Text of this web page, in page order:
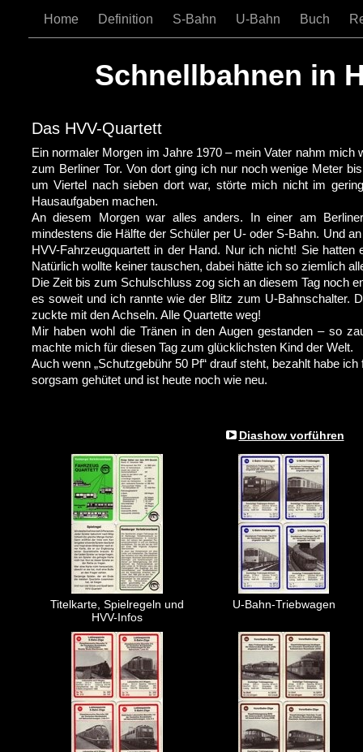
Home Definition S-Bahn U-Bahn Buch
Ein normaler Morgen im Jahre 1970 – mein Vater nahm mich
zum Berliner Tor. Von dort ging ich nur noch wenige Meter
um Viertel nach sieben dort war, störte mich nicht im
Hausaufgaben machen.
An diesem Morgen war alles anders. In einer am
mindestens die Hälfte der Schüler per U- oder S-Bahn. Und
HVV-Fahrzeugquartett in der Hand. Nur ich nicht! Sie
Natürlich wollte keiner tauschen, dabei hätte ich so ziemlich
Die Zeit bis zum Schulschluss zog sich an diesem Tag noch
es soweit und ich rannte wie der Blitz zum U-Bahnschalter.
zuckte mit den Achseln. Alle Quartette weg!
Mir haben wohl die Tränen in den Augen gestanden – so
machte mich für diesen Tag zum glücklichsten Kind der Welt.
Auch wenn „Schutzgebühr 50 Pf“ drauf steht, bezahlt habe
sorgsam gehütet und ist heute noch wie neu.
Schnellbahnen in
Titelkarte, Spielregeln und
HVV-Infos
U-Bahn-Triebwagen
Diashow vorführen
Das HVV-Quartett